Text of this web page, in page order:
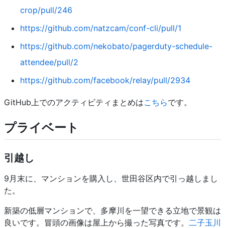
crop/pull/246
https://github.com/natzcam/conf-cli/pull/1
https://github.com/nekobato/pagerduty-schedule-
attendee/pull/2
https://github.com/facebook/relay/pull/2934
GitHub上でのアクティビティまとめはこちらです。
プライベート
引越し
9月末に、マンションを購入し、世田谷区内で引っ越しまし
た。
新築の低層マンションで、多摩川を一望できる立地で景観は
良いです。冒頭の画像は屋上から撮った写真です。 二子玉川